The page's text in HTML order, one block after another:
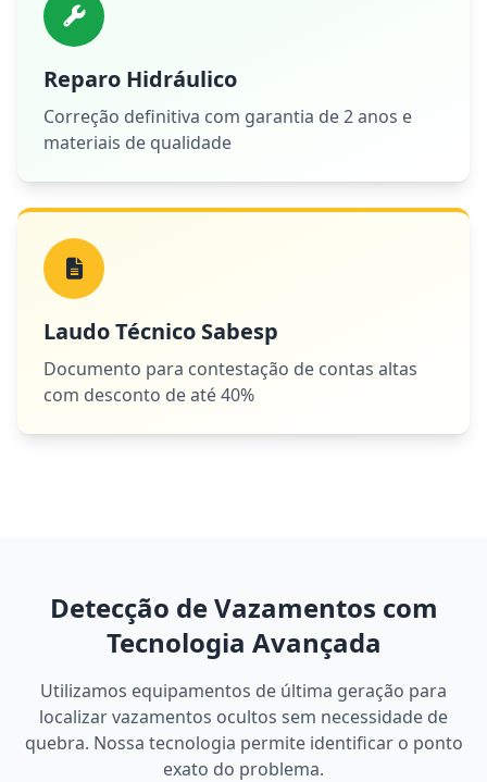
Reparo Hidráulico
Correção definitiva com garantia de 2 anos e
materiais de qualidade
Laudo Técnico Sabesp
Documento para contestação de contas altas
com desconto de até 40%
Detecção de Vazamentos com
Tecnologia Avançada
Utilizamos equipamentos de última geração para
localizar vazamentos ocultos sem necessidade de
quebra. Nossa tecnologia permite identificar o ponto
exato do problema.